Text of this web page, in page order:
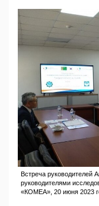
Встреча руководителей
руководителями
«КОМЕА», 20 июня 2023